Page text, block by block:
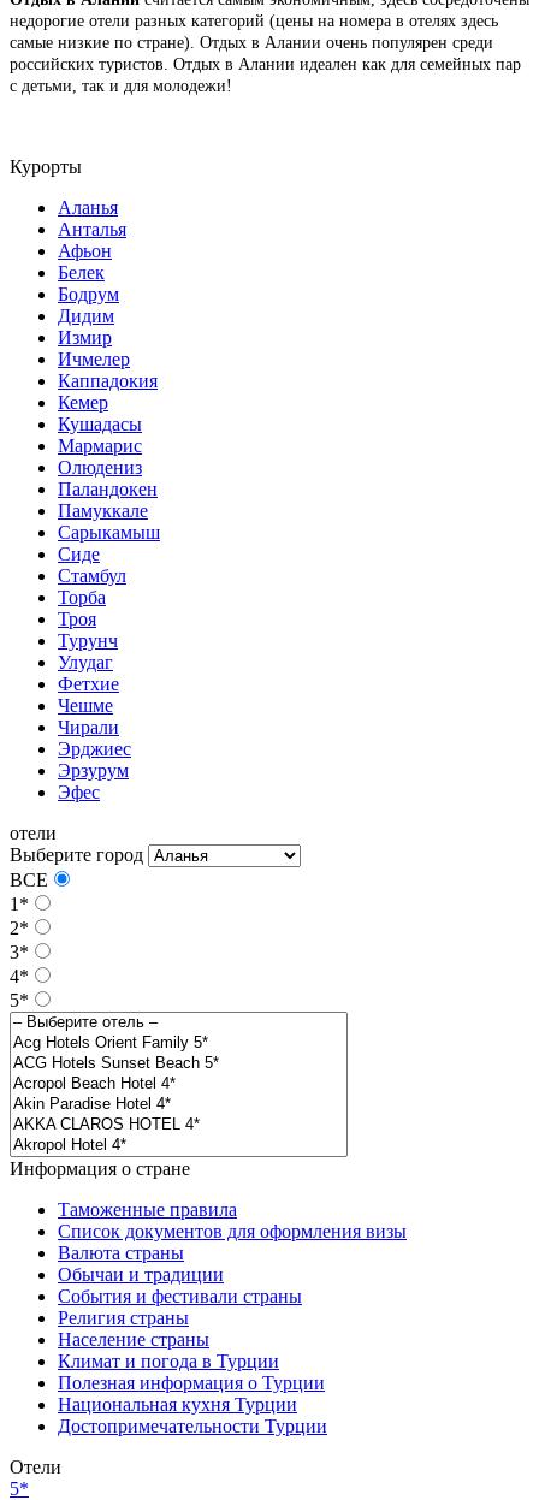
недорогие отели разных категорий (цены на номера в отелях здесь
самые низкие по стране). Отдых в Алании очень популярен среди
российских туристов. Отдых в Алании идеален как для семейных пар
с детьми, так и для молодежи!
Курорты
Аланья
Анталья
Афьон
Белек
Бодрум
Дидим
Измир
Ичмелер
Каппадокия
Кемер
Кушадасы
Мармарис
Олюдениз
Паландокен
Памуккале
Сарыкамыш
Сиде
Стамбул
Торба
Троя
Турунч
Улудаг
Фетхие
Чешме
Чирали
Эрджиес
Эрзурум
Эфес
отели
Выберите город
ВСЕ
1*
2*
3*
4*
5*
Информация о стране
Таможенные правила
Список документов для оформления визы
Валюта страны
Обычаи и традиции
События и фестивали страны
Религия страны
Население страны
Климат и погода в Турции
Полезная информация о Турции
Национальная кухня Турции
Достопримечательности Турции
Отели
5*